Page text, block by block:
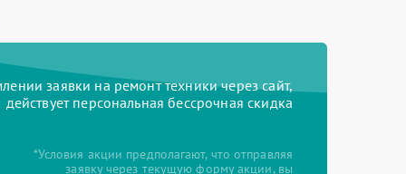
заявки на ремонт техники через сайт,
действует персональная бессрочная скидка
*Условия акции предполагают, что отправляя
заявку через текущую форму акции, вы